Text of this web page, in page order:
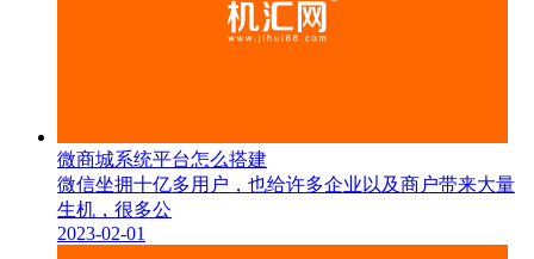
微商城系统平台怎么搭建
微信坐拥十亿多用户，也给许多企业以及商户带来大量
生机，很多公
2023-02-01